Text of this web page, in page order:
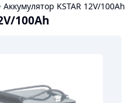
Аккумулятор KSTAR 12V/100Ah
100Ah